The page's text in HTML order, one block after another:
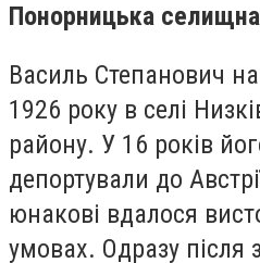
Понорницька
Василь Степанович
1926 року в селі
району. У 16 років
депортували до
юнакові вдалося
умовах. Одразу після